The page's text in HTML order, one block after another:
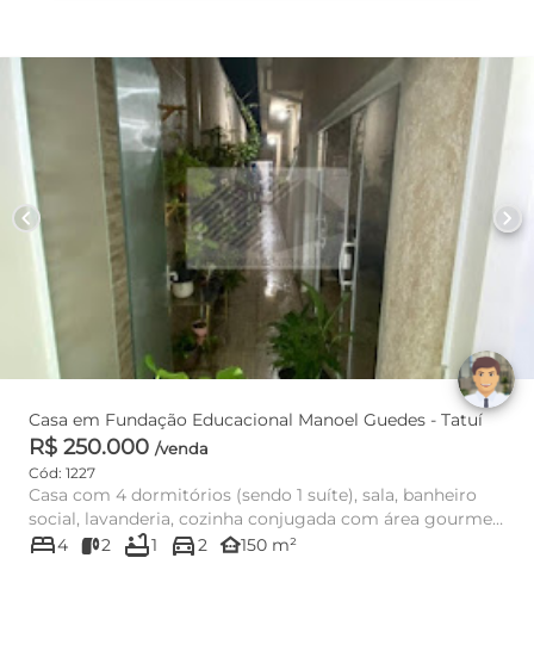
chevron_left chevron_right
Casa em Fundação Educacional Manoel Guedes - Tatuí
R$ 250.000 /venda
Cód: 1227
Casa com 4 dormitórios (sendo 1 suíte), sala, banheiro
social, lavanderia, cozinha conjugada com área gourmet
com churra...
bed4 2 bathtub1 directions_car2 other_houses150 m²